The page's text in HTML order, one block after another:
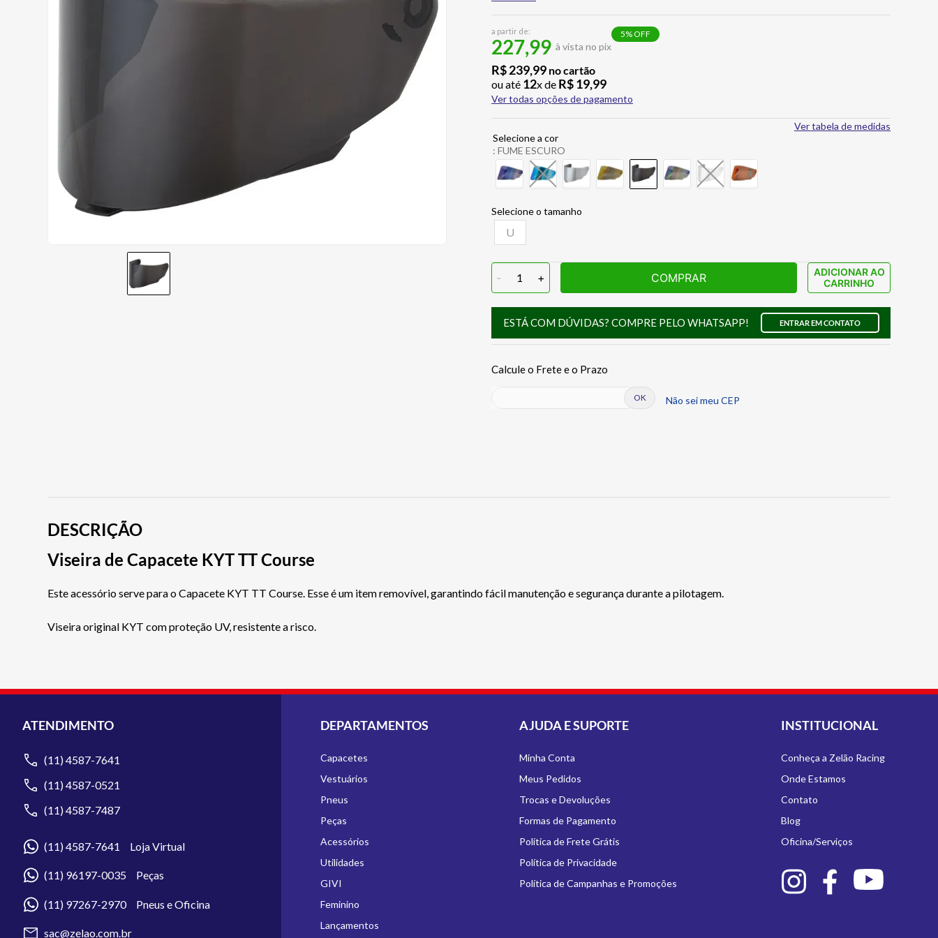
a partir de:
227,99 à vista no pix
5% OFF
R$239,99 no cartão
ou até 12x de R$19,99
Ver todas opções de pagamento
: FUME ESCURO
U
Ver tabela de medidas
- 1 + COMPRAR
ADICIONAR AO
CARRINHO
ESTÁ COM DÚVIDAS? COMPRE PELO WHATSAPP! ENTRAR EM CONTATO
Não sei meu CEP
DESCRIÇÃO
Viseira de Capacete KYT TT Course
Este acessório serve para o Capacete KYT TT Course. Esse é um item removível, garantindo fácil manutenção e segurança durante a pilotagem.
Viseira original KYT com proteção UV, resistente a risco.
ATENDIMENTO
(11) 4587-7641
(11) 4587-0521
(11) 4587-7487
(11) 4587-7641 Loja Virtual
(11) 96197-0035 Peças
(11) 97267-2970 Pneus e Oficina
sac@zelao.com.br
DEPARTAMENTOS
Capacetes
Vestuários
Pneus
Peças
Acessórios
Utilidades
GIVI
Feminino
Lançamentos
AJUDA E SUPORTE
Minha Conta
Meus Pedidos
Trocas e Devoluções
Formas de Pagamento
Política de Frete Grátis
Política de Privacidade
Política de Campanhas e Promoções
INSTITUCIONAL
Conheça a Zelão Racing
Onde Estamos
Contato
Blog
Oficina/Serviços
10